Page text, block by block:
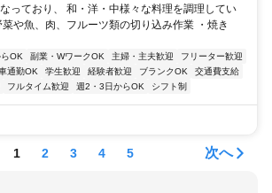
っており、 和・洋・中様々な料理を調理してい
や魚、肉、フルーツ類の切り込み作業 ・焼き
OK 副業・WワークOK 主婦・主夫歓迎
フリーター歓迎
通勤OK 学生歓迎 経験者歓迎 ブランクOK
交通費支給
フルタイム歓迎 週2・3日からOK シフト制
1 2 3 4 5 次へ